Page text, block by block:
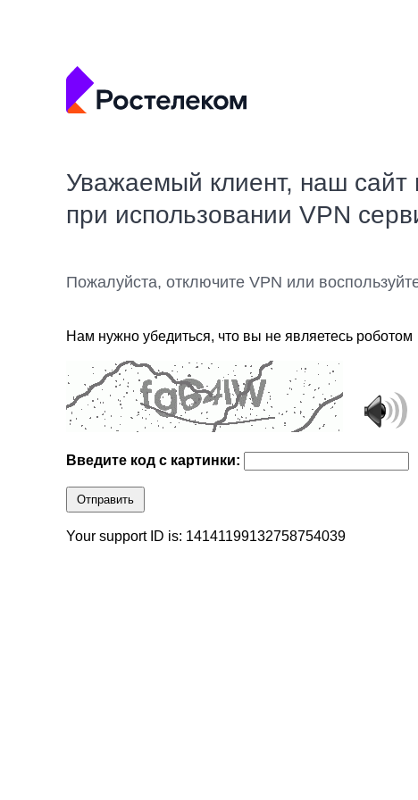
Уважаемый клиент, наш сайт
при использовании VPN
Пожалуйста, отключите VPN или
Нам нужно убедиться, что вы не являетесь роботом
Введите код с картинки:
Отправить
Your support ID is: 14141199132758754039